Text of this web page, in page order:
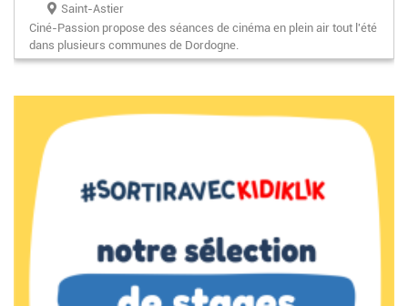
Saint-Astier
Ciné-Passion propose des séances de cinéma en plein air tout l'été
dans plusieurs communes de Dordogne.